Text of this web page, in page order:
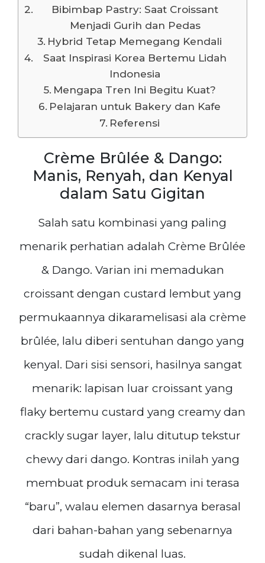
Bibimbap Pastry: Saat Croissant
Menjadi Gurih dan Pedas
Hybrid Tetap Memegang Kendali
Saat Inspirasi Korea Bertemu Lidah
Indonesia
Mengapa Tren Ini Begitu Kuat?
Pelajaran untuk Bakery dan Kafe
Referensi
Crème Brûlée & Dango:
Manis, Renyah, dan Kenyal
dalam Satu Gigitan
Salah satu kombinasi yang paling
menarik perhatian adalah Crème Brûlée
& Dango. Varian ini memadukan
croissant dengan custard lembut yang
permukaannya dikaramelisasi ala crème
brûlée, lalu diberi sentuhan dango yang
kenyal. Dari sisi sensori, hasilnya sangat
menarik: lapisan luar croissant yang
flaky bertemu custard yang creamy dan
crackly sugar layer, lalu ditutup tekstur
chewy dari dango. Kontras inilah yang
membuat produk semacam ini terasa
“baru”, walau elemen dasarnya berasal
dari bahan-bahan yang sebenarnya
sudah dikenal luas.